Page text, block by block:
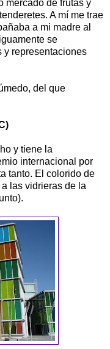
mercado de frutas y
A mí me trae
a mi madre al
se
y representaciones
del que
y tiene la
internacional por
tanto. El colorido de
las vidrieras de la